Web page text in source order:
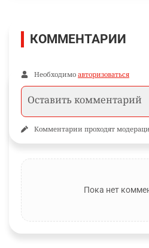
КОММЕНТАРИИ
Необходимо авторизоваться
Комментарии проходят
Пока нет